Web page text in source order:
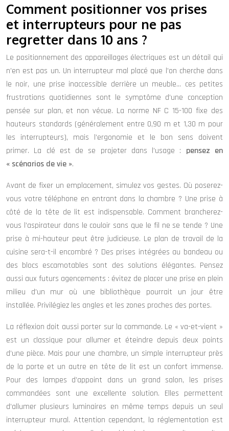
Comment positionner vos prises
et interrupteurs pour ne pas
regretter dans 10 ans ?
Le positionnement des appareillages électriques est un détail qui
n’en est pas un. Un interrupteur mal placé que l’on cherche dans
le noir, une prise inaccessible derrière un meuble… ces petites
frustrations quotidiennes sont le symptôme d’une conception
pensée sur plan, et non vécue. La norme NF C 15-100 fixe des
hauteurs standards (généralement entre 0,90 m et 1,30 m pour
les interrupteurs), mais l’ergonomie et le bon sens doivent
primer. La clé est de se projeter dans l’usage : pensez en
« scénarios de vie ».
Avant de fixer un emplacement, simulez vos gestes. Où poserez-
vous votre téléphone en entrant dans la chambre ? Une prise à
côté de la tête de lit est indispensable. Comment brancherez-
vous l’aspirateur dans le couloir sans que le fil ne se tende ? Une
prise à mi-hauteur peut être judicieuse. Le plan de travail de la
cuisine sera-t-il encombré ? Des prises intégrées au bandeau ou
des blocs escamotables sont des solutions élégantes. Pensez
aussi aux futurs agencements : évitez de placer une prise en plein
milieu d’un mur où une bibliothèque pourrait un jour être
installée. Privilégiez les angles et les zones proches des portes.
La réflexion doit aussi porter sur la commande. Le « va-et-vient »
est un classique pour allumer et éteindre depuis deux points
d’une pièce. Mais pour une chambre, un simple interrupteur près
de la porte et un autre en tête de lit est un confort immense.
Pour des lampes d’appoint dans un grand salon, les prises
commandées sont une excellente solution. Elles permettent
d’allumer plusieurs luminaires en même temps depuis un seul
interrupteur mural. Attention cependant, la réglementation est